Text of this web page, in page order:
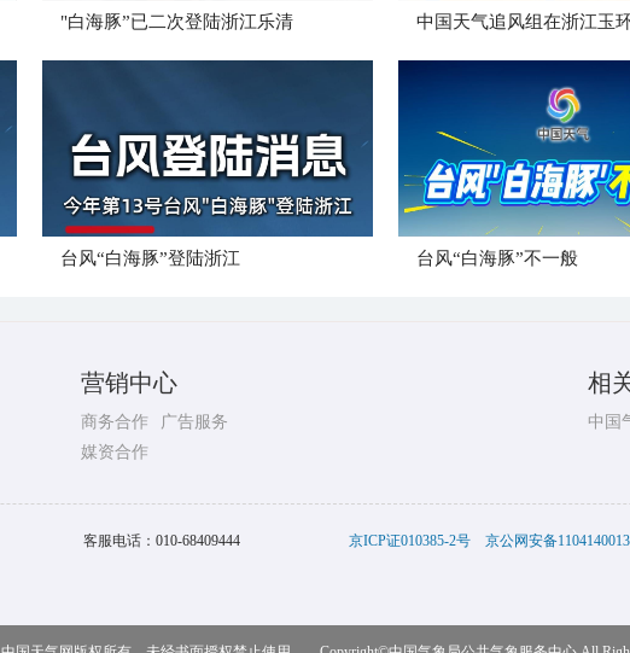
"白海豚”已二次登陆浙江乐清
台风“白海豚”登陆浙江 台风“白海豚”不一般
营销中心
商务合作
广告服务
媒资合作
相
中国
客服电话： 010-68409444 京ICP证010385-2号 京公网安备